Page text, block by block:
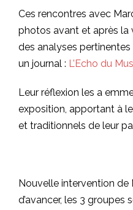
Ces rencontres avec
photos avant et après la
des analyses pertinentes
un journal : L’Echo du
Leur réflexion les a
exposition, apportant à
et traditionnels de leur
Nouvelle intervention
d’avancer, les 3